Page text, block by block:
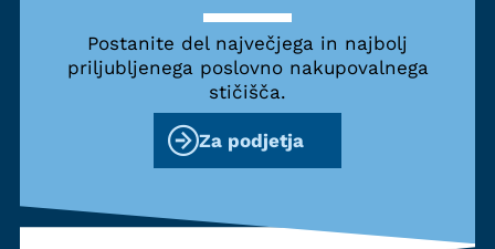
Postanite del največjega in najbolj
priljubljenega poslovno nakupovalnega
stičišča.
Za podjetja